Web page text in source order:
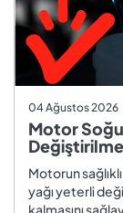
04 Ağustos 2026
Motor
Motorun
yağı yeterli
kalmasını